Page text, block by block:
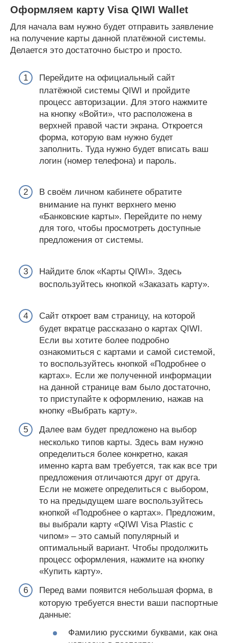
Оформляем карту Visa QIWI Wallet
Для начала вам нужно будет отправить заявление
на получение карты данной платёжной системы.
Делается это достаточно быстро и просто.
Перейдите на официальный сайт
платёжной системы QIWI и пройдите
процесс авторизации. Для этого нажмите
на кнопку «Войти», что расположена в
верхней правой части экрана. Откроется
форма, которую вам нужно будет
заполнить. Туда нужно будет вписать ваш
логин (номер телефона) и пароль.
В своём личном кабинете обратите
внимание на пункт верхнего меню
«Банковские карты». Перейдите по нему
для того, чтобы просмотреть доступные
предложения от системы.
Найдите блок «Карты QIWI». Здесь
воспользуйтесь кнопкой «Заказать карту».
Сайт откроет вам страницу, на которой
будет вкратце рассказано о картах QIWI.
Если вы хотите более подробно
ознакомиться с картами и самой системой,
то воспользуйтесь кнопкой «Подробнее о
картах». Если же полученной информации
на данной странице вам было достаточно,
то приступайте к оформлению, нажав на
кнопку «Выбрать карту».
Далее вам будет предложено на выбор
несколько типов карты. Здесь вам нужно
определиться более конкретно, какая
именно карта вам требуется, так как все три
предложения отличаются друг от друга.
Если не можете определиться с выбором,
то на предыдущем шаге воспользуйтесь
кнопкой «Подробнее о картах». Предложим,
вы выбрали карту «QIWI Visa Plastic с
чипом» – это самый популярный и
оптимальный вариант. Чтобы продолжить
процесс оформления, нажмите на кнопку
«Купить карту».
Перед вами появится небольшая форма, в
которую требуется внести ваши паспортные
данные:
Фамилию русскими буквами, как она